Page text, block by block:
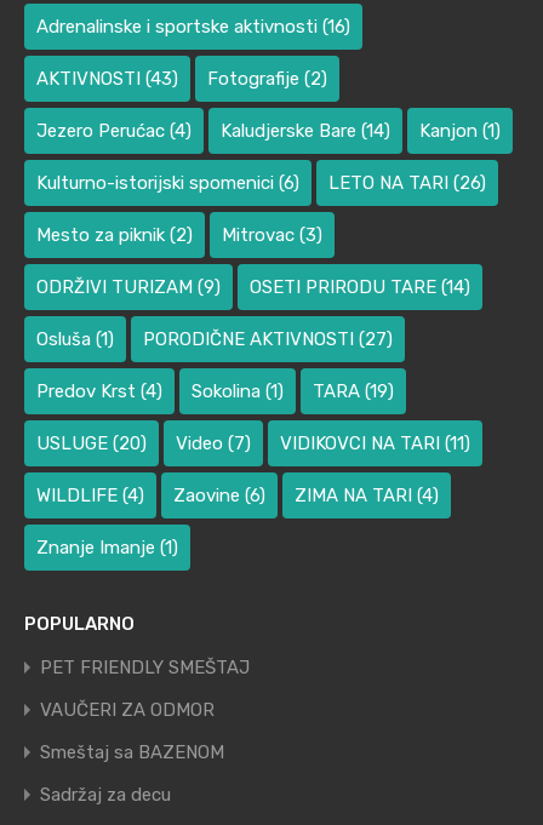
Adrenalinske i sportske aktivnosti (16)
AKTIVNOSTI (43) Fotografije (2)
Jezero Perućac (4) Kaludjerske Bare (14) Kanjon (1)
Kulturno-istorijski spomenici (6) LETO NA TARI (26)
Mesto za piknik (2) Mitrovac (3)
ODRŽIVI TURIZAM (9) OSETI PRIRODU TARE (14)
Osluša (1) PORODIČNE AKTIVNOSTI (27)
Predov Krst (4) Sokolina (1) TARA (19)
USLUGE (20) Video (7) VIDIKOVCI NA TARI (11)
WILDLIFE (4) Zaovine (6) ZIMA NA TARI (4)
Znanje Imanje (1)
POPULARNO
PET FRIENDLY SMEŠTAJ
VAUČERI ZA ODMOR
Smeštaj sa BAZENOM
Sadržaj za decu